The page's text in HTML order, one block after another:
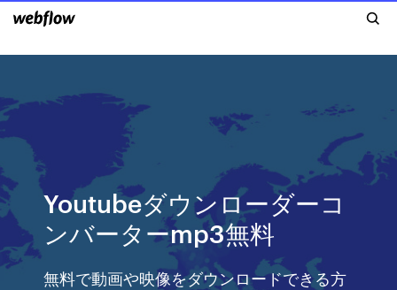
Youtubeダウンローダーコ
ンバーターmp3無料
無料で動画や映像をダウンロードできる方